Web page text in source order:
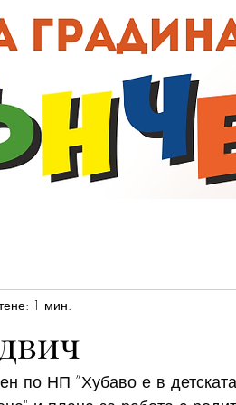
1 мин.
по НП ”Хубаво е в